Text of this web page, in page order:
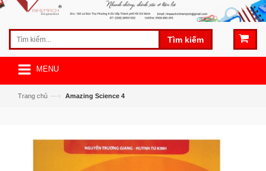
Tìm kiếm
MENU
Trang chủ —› Amazing Science 4